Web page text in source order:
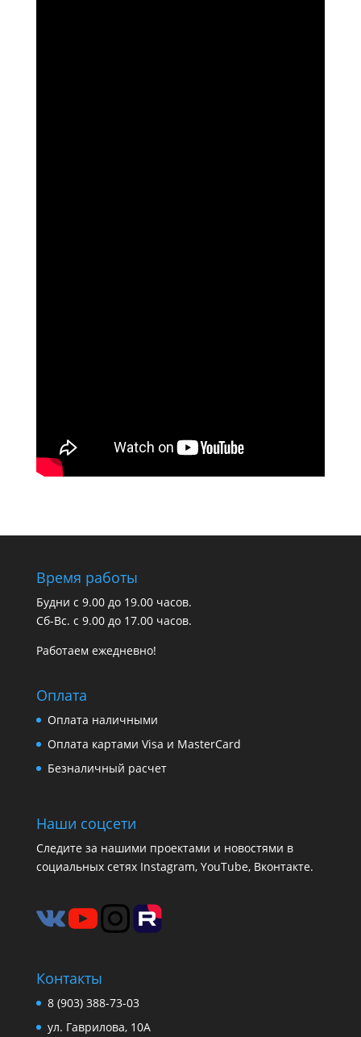
Время работы
Будни с 9.00 до 19.00 часов.
Сб-Вс. с 9.00 до 17.00 часов.
Работаем ежедневно!
Оплата
Оплата наличными
Оплата картами Visa и MasterCard
Безналичный расчет
Наши соцсети
Следите за нашими проектами и новостями в
социальных сетях Instagram, YouTube, Вконтакте.
Контакты
8 (903) 388-73-03
ул. Гаврилова, 10А